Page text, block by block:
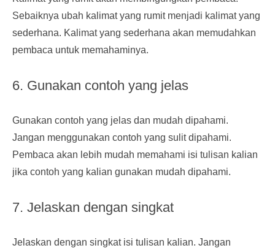
Sebaiknya ubah kalimat yang rumit menjadi kalimat yang
sederhana. Kalimat yang sederhana akan memudahkan
pembaca untuk memahaminya.
6. Gunakan contoh yang jelas
Gunakan contoh yang jelas dan mudah dipahami.
Jangan menggunakan contoh yang sulit dipahami.
Pembaca akan lebih mudah memahami isi tulisan kalian
jika contoh yang kalian gunakan mudah dipahami.
7. Jelaskan dengan singkat
Jelaskan dengan singkat isi tulisan kalian. Jangan